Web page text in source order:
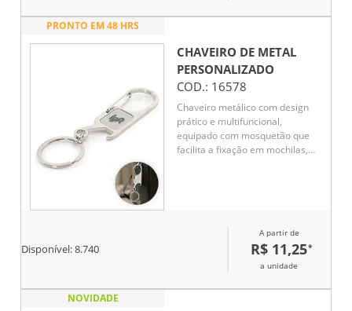
PRONTO EM 48 HRS
CHAVEIRO DE METAL
PERSONALIZADO
COD.: 16578
Chaveiro metálico com design
prático e multifuncional,
equipado com mosquetão que
facilita a fixação em mochilas,
excelente opção de brinde
promocional ou corporativo,
combinando funcionalidade e
proporcionar ótima área para
Disponível:8.740
A partir de
R$ 11,25*
a unidade
NOVIDADE